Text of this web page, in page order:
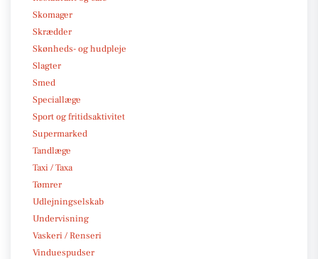
Skomager
Skrædder
Skønheds- og hudpleje
Slagter
Smed
Speciallæge
Sport og fritidsaktivitet
Supermarked
Tandlæge
Taxi / Taxa
Tømrer
Udlejningselskab
Undervisning
Vaskeri / Renseri
Vinduespudser